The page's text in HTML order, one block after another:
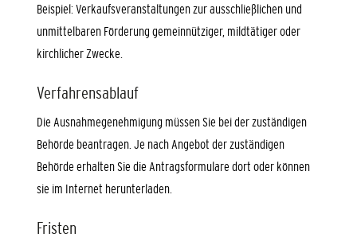
Beispiel: Verkaufsveranstaltungen zur ausschließlichen und
unmittelbaren Förderung gemeinnütziger, mildtätiger oder
kirchlicher Zwecke.
Verfahrensablauf
Die Ausnahmegenehmigung müssen Sie bei der zuständigen
Behörde beantragen. Je nach Angebot der zuständigen
Behörde erhalten Sie die Antragsformulare dort oder können
sie im Internet herunterladen.
Fristen